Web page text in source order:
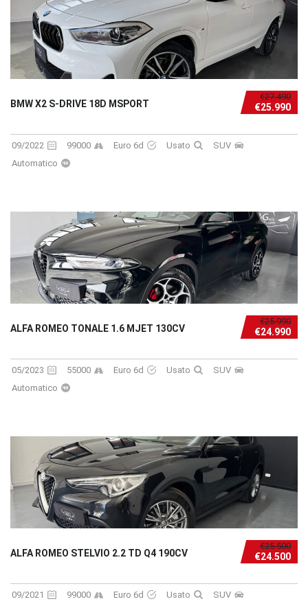
€27.490
€25.990
BMW X2 S-DRIVE 18D MSPORT
09/2022 99000 Euro 6d Usato
SUV
Automatico
€25.990
€24.990
ALFA ROMEO TONALE 1.6 MJET 130CV
05/2023 55000 Euro 6d Usato
SUV
Automatico
€25.500
€24.500
ALFA ROMEO STELVIO 2.2 TD Q4 190CV
09/2021 99000 Euro 6d Usato
SUV